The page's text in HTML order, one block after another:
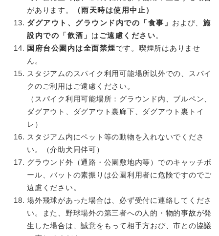
があります。
（雨天時は使用中止）
ダグアウト、グラウンド内での「食事」 および、 施
設内での「飲酒」 はご遠慮ください。
国府台公園内は全面禁煙です。喫煙所はありませ
ん。
スタジアムのスパイク利用可能場所以外での、スパイ
クのご利用はご遠慮ください。
（スパイク利用可能場所：グラウンド内、ブルペン、
ダグアウト、ダグアウト裏廊下、ダグアウト裏トイ
レ）
スタジアム内にペット等の動物を入れないでくださ
い。（介助犬同伴可）
グラウンド外（通路・公園敷地内等）でのキャッチボ
ール、バットの素振りは公園利用者に危険ですのでご
遠慮ください。
場外飛球があった場合は、必ず受付に連絡してくださ
い。また、野球場外の第三者への人的・物的事故が発
生した場合は、誠意をもって相手方おび、市との協議